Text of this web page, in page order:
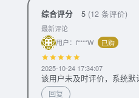
综合评分 5 (12 条评价)
最新评论
用户：f****W
已购
2025-10-24 17:34:07
该用户未及时评价，系统默
回复